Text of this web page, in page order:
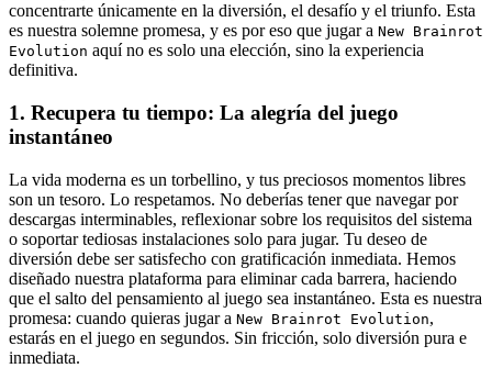
concentrarte únicamente en la diversión, el desafío y el triunfo. Esta
es nuestra solemne promesa, y es por eso que jugar a New Brainrot
Evolution aquí no es solo una elección, sino la experiencia
definitiva.
1. Recupera tu tiempo: La alegría del juego
instantáneo
La vida moderna es un torbellino, y tus preciosos momentos libres
son un tesoro. Lo respetamos. No deberías tener que navegar por
descargas interminables, reflexionar sobre los requisitos del sistema
o soportar tediosas instalaciones solo para jugar. Tu deseo de
diversión debe ser satisfecho con gratificación inmediata. Hemos
diseñado nuestra plataforma para eliminar cada barrera, haciendo
que el salto del pensamiento al juego sea instantáneo. Esta es nuestra
promesa: cuando quieras jugar a New Brainrot Evolution,
estarás en el juego en segundos. Sin fricción, solo diversión pura e
inmediata.